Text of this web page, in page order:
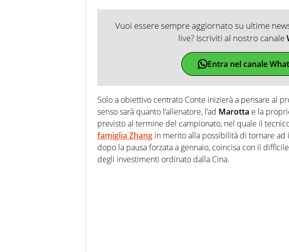
Vuoi essere sempre aggiornato su ultime
live? Iscriviti al nostro canale
Entra nel canale
Solo a obiettivo centrato Conte inizierà a pensare al
senso sarà quanto l’allenatore, l’ad Marotta e la
previsto al termine del campionato, nel quale il
famiglia Zhang in merito alla possibilità di tornare
dopo la pausa forzata a gennaio, coincisa con il
degli investimenti ordinato dalla Cina.